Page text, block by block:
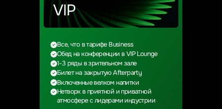
Все, что в тарифе Business
Обед на конференции в VIP Lounge
1-3 ряды в зрительном зале
Билет на закрытую Afterparty
Включенные велком напитки
Нетворк в приятной и приватной
атмосфере с лидерами индустрии
VIP